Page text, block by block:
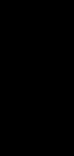
gesichert
korrupten
Fiddler’s
unter
Ghetto-
erscheint
Anführer